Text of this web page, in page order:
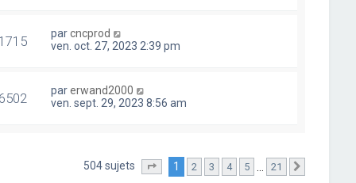
parcncprod
ven. oct. 27, 2023 2:39 pm
parerwand2000
ven. sept. 29, 2023 8:56 am
504 sujets Page sur 21
1 2 3 4 5 21